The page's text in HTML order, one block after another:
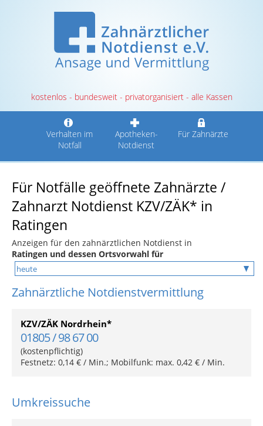
kostenlos - bundesweit - privatorganisiert - alle Kassen
Verhalten im
Notfall
Apotheken-
Notdienst
Für Zahnärzte
Für Notfälle geöffnete Zahnärzte /
Zahnarzt Notdienst KZV/ZÄK* in
Ratingen
Anzeigen für den zahnärztlichen Notdienst in
Ratingen und dessen Ortsvorwahl für
Zahnärztliche Notdienstvermittlung
KZV/ZÄK Nordrhein*
01805 / 98 67 00
(kostenpflichtig)
Festnetz: 0,14 € / Min.; Mobilfunk: max. 0,42 € / Min.
Umkreissuche